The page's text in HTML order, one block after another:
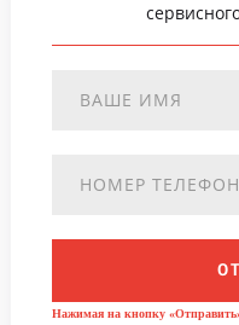
Нажимая на кнопку